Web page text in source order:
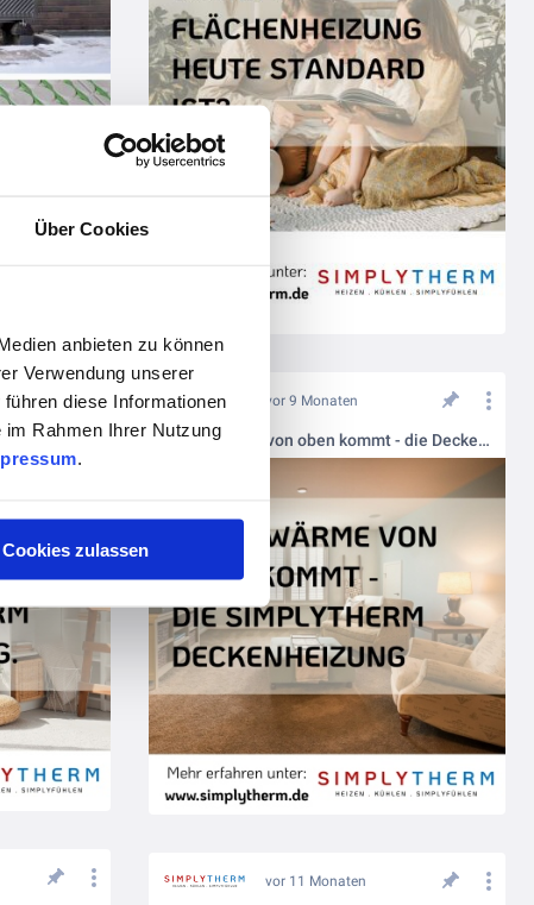
Über Cookies
anbieten zu können
Verwendung unserer
diese Informationen
Rahmen Ihrer Nutzung
.
Cookies zulassen
denken.
vor 9 Monaten
Wenn Wärme von oben kommt - die Deckenheizung- und Kühlung von Simplytherm
vor 11 Monaten